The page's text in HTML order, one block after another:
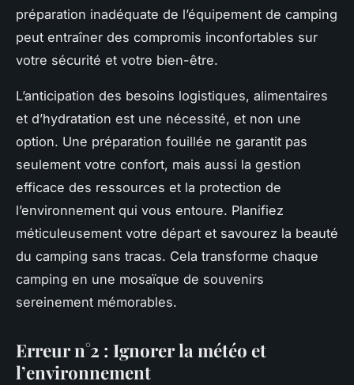
préparation inadéquate de l’équipement de camping
peut entraîner des compromis inconfortables sur
votre sécurité et votre bien-être.
L’anticipation des besoins logistiques, alimentaires
et d’hydratation est une nécessité, et non une
option. Une préparation fouillée ne garantit pas
seulement votre confort, mais aussi la gestion
efficace des ressources et la protection de
l’environnement qui vous entoure. Planifiez
méticuleusement votre départ et savourez la beauté
du camping sans tracas. Cela transforme chaque
camping en une mosaïque de souvenirs
sereinement mémorables.
Erreur n°2 : Ignorer la météo et
l’environnement